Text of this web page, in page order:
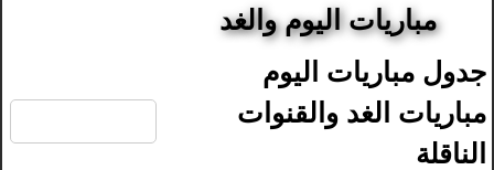
مباريات اليوم والغد
جدول مباريات اليوم
مباريات الغد والقنوات
الناقلة